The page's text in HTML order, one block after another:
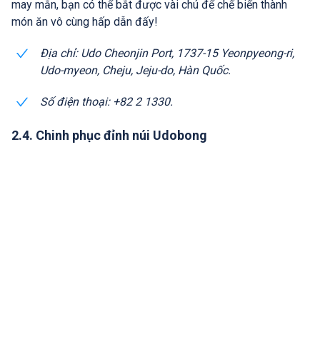
may mắn, bạn có thể bắt được vài chú để chế biến thành
món ăn vô cùng hấp dẫn đấy!
Địa chỉ: Udo Cheonjin Port, 1737-15 Yeonpyeong-ri,
Udo-myeon, Cheju, Jeju-do, Hàn Quốc.
Số điện thoại: +82 2 1330.
2.4. Chinh phục đỉnh núi Udobong